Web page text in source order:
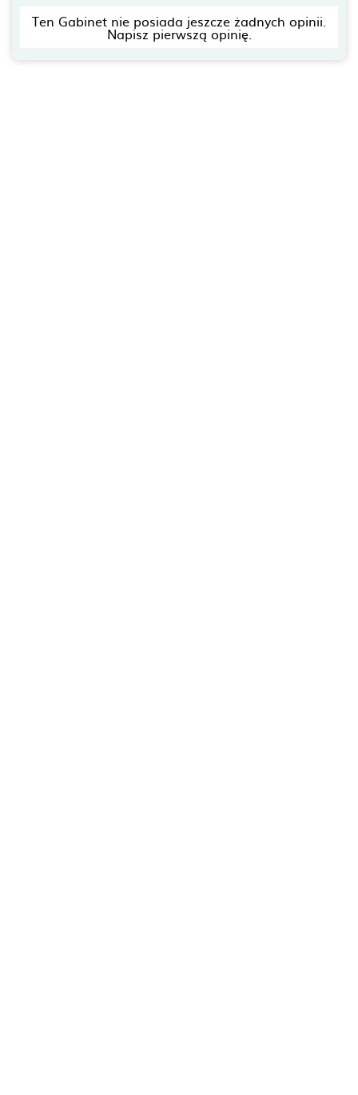
Ten Gabinet nie posiada jeszcze żadnych opinii.
Napisz pierwszą opinię.